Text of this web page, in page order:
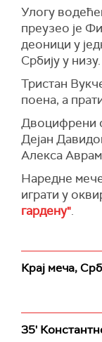
Улогу
преузео је
деоници у
Србију у низу.
Тристан
поена, а
Двоцифрени
Дејан
Алекса
Наредне
играти у
гардену".
Крај меча,
35'